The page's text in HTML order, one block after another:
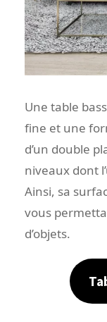
Une table
fine et une
d’un double
niveaux dont
Ainsi, sa
vous
d’objets.